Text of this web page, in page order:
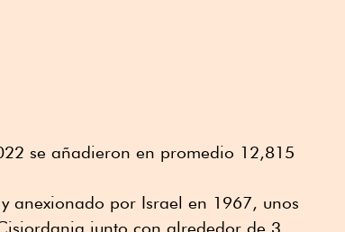
se añadieron en promedio 12,815
anexionado por Israel en 1967, unos
junto con alrededor de 3